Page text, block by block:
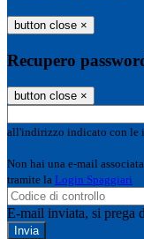
button close ×
Recupero
button close ×
all'indirizzo indicato con le
Non hai una e-mail
tramite la Login Spaggiari
E-mail inviata, si prega